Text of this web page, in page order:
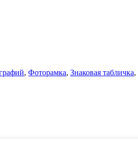
, Фоторамка, Знаковая табличка,